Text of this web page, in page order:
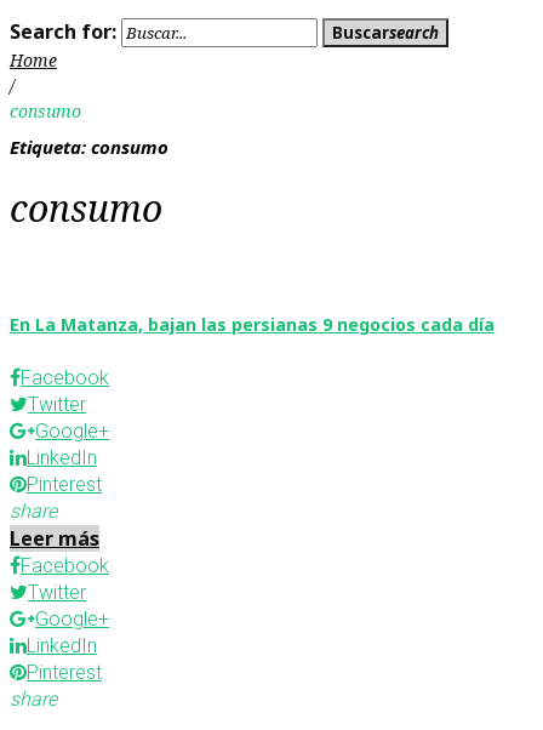
Search for:
Buscarsearch
Home
/
consumo
Etiqueta: consumo
consumo
En La Matanza, bajan las persianas 9 negocios cada día
Facebook
Twitter
Google+
LinkedIn
Pinterest
share
Leer más
Facebook
Twitter
Google+
LinkedIn
Pinterest
share